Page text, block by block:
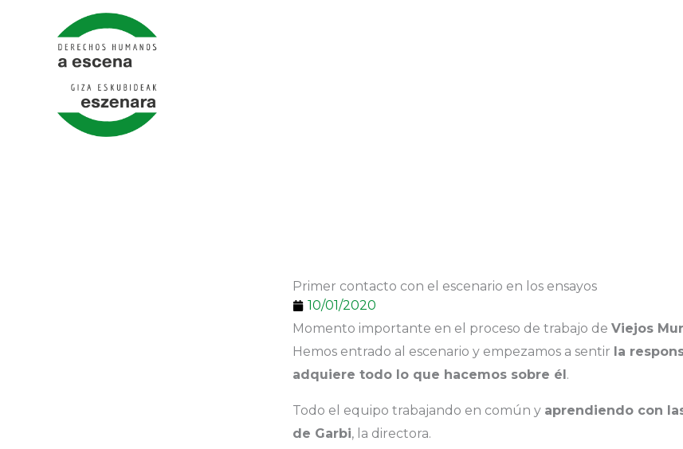
contenido
Primer contacto con el escenario en los ensayos
10/01/2020
Momento importante en el proceso de trabajo de Viejos
Hemos entrado al escenario y empezamos a sentir la
adquiere todo lo que hacemos sobre él .
Todo el equipo trabajando en común y aprendiendo con
de Garbi, la directora.